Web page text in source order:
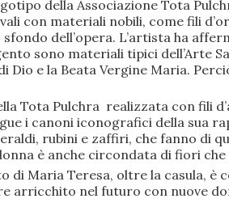
della Associazione Tota
con materiali nobili, come fili
dell’opera. L’artista ha
sono materiali tipici
Dio e la Beata Vergine Maria.
Tota Pulchra realizzata con fili
i canoni iconografici della
rubini e zaffiri, che fanno di
è anche circondata di fiori
di Maria Teresa, oltre la casula, è
arricchito nel futuro con nuove